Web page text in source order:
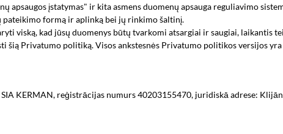
apsaugos įstatymas" ir kita asmens duomenų apsauga reguliavimo
pateikimo formą ir aplinką bei jų rinkimo šaltinį.
viską, kad jūsų duomenys būtų tvarkomi atsargiai ir saugiai, laikantis
šią Privatumo politiką. Visos ankstesnės Privatumo politikos versijos
KERMAN, reģistrācijas numurs 40203155470, juridiskā adrese: